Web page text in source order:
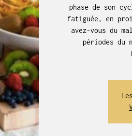
phase de son
fatiguée, en
avez-vous du
périodes du